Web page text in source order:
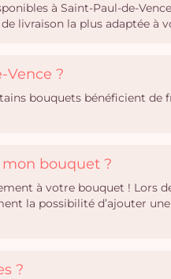
à Saint-Paul-de-
livraison la plus adaptée à
Vence ?
bouquets bénéficient
mon bouquet ?
à votre bouquet ! Lors
la possibilité d’ajouter
?